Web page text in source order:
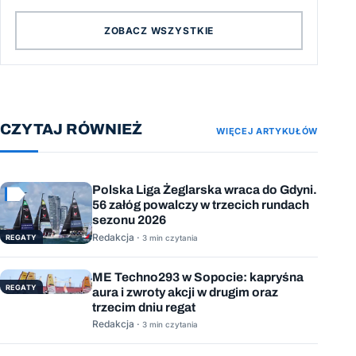
ZOBACZ WSZYSTKIE
CZYTAJ RÓWNIEŻ WIĘCEJ ARTYKUŁÓW
REGATY
Polska Liga Żeglarska wraca do Gdyni.
56 załóg powalczy w trzecich rundach
sezonu 2026
Redakcja · 3 min czytania
REGATY
ME Techno293 w Sopocie: kapryśna
aura i zwroty akcji w drugim oraz
trzecim dniu regat
Redakcja · 3 min czytania